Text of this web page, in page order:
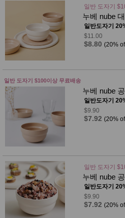
일반 도자기
누베 nube
일반도자기
$11.00
$8.80 (20%
일반 도자기 $100이상 무료배송
누베 nube
일반도자기
$9.90
$7.92 (20%
일반 도자기
누베 nube
일반도자기
$9.90
$7.92 (20%